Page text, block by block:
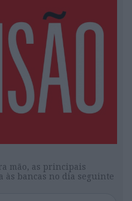
mão, as principais
às bancas no dia seguinte